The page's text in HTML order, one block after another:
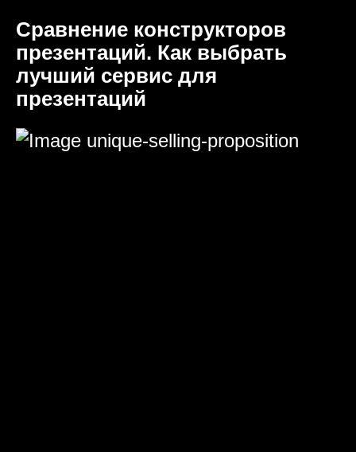
Сравнение конструкторов
презентаций. Как выбрать
лучший сервис для
презентаций